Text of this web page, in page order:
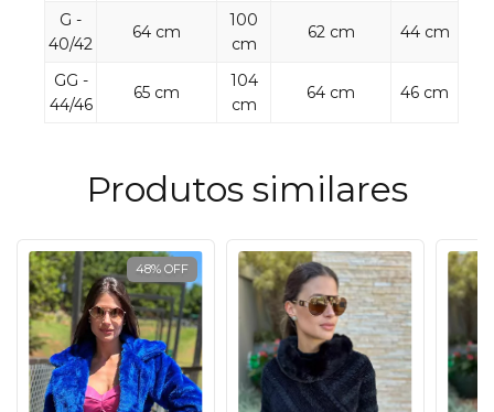
G -
40/42
64 cm
100
cm
62 cm 44 cm
GG -
44/46
65 cm
104
cm
64 cm 46 cm
Produtos similares
48%OFF